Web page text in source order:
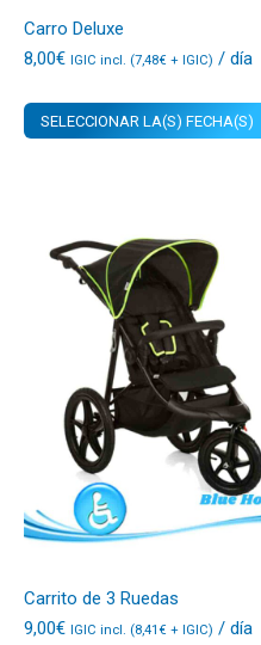
Carro Deluxe
8,00€ IGIC incl. (7,48€ + IGIC) / día
SELECCIONAR LA(S) FECHA(S)
Carrito de 3 Ruedas
9,00€ IGIC incl. (8,41 € + IGIC) / día